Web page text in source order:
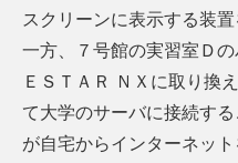
スクリーンに表示する装置
一方、７号館の実習室Ｄ
ＥＳＴＡＲ ＮＸに取り換
て大学のサーバに接続す
が自宅からインターネッ